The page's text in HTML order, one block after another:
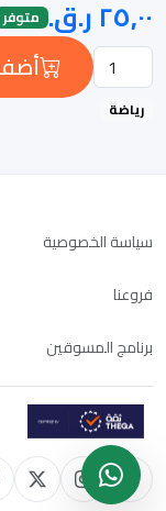
متوفر
رياضة
سياسة الخصوصية
فروعنا
برنامج المسوقين